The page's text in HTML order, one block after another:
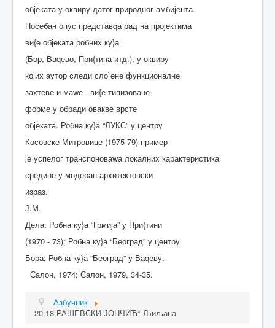
објеката у оквиру датог природног амбијента.
Посебан опус представqа рад на пројектима
ви{е објеката робних ку}а
(Бор, Ваqево, При{тина итд.), у оквиру
којих аутор следи сло`ене функционалне
захтеве и маwе - ви{е типизоване
форме у обради овакве врсте
објеката. Робна ку}а “ЛУКС” у центру
Косовске Митровице (1975-79) пример
је успелог транспоноваwа локалних карактеристика
средине у модеран архитектонски
израз.
Ј.М.
Дела: Робна ку}а “Грмија” у При{тини
(1970 - 73); Робна ку}а “Београд” у центру
Бора; Робна ку}а “Београд” у Ваqеву.
Салон, 1974; Салон, 1979, 34-35.
Азбучник
20.18 РАШЕВСКИ ЈОНЧИЋ* Љиљана